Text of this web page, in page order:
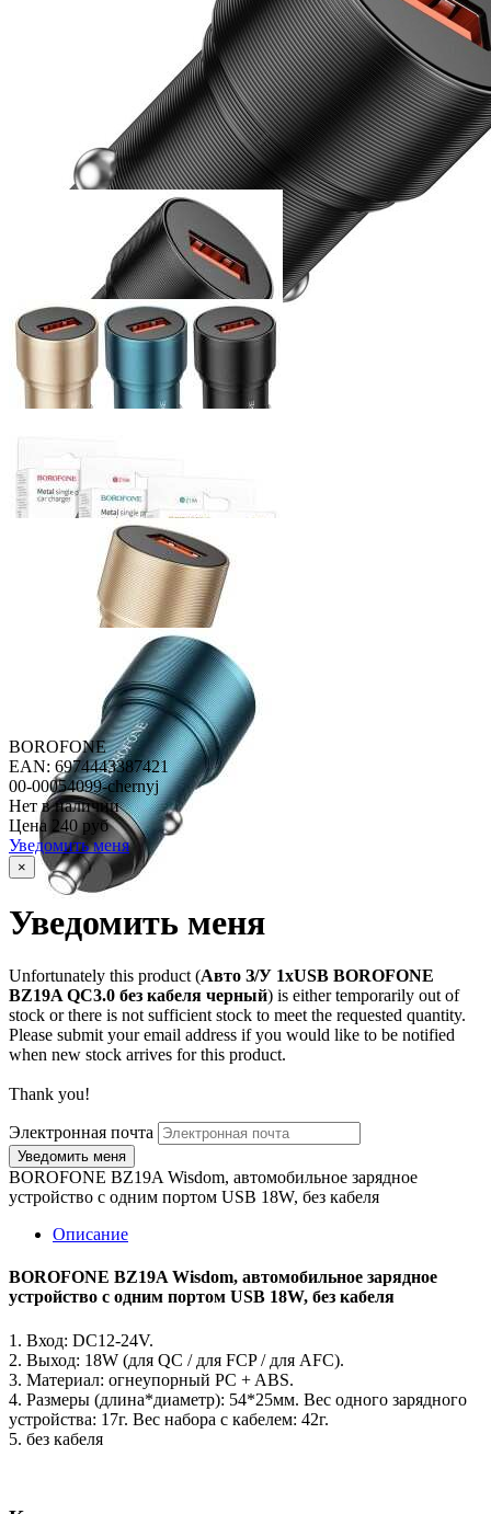
BOROFONE
EAN: 6974443387421
00-00054099-chernyj
Нет в наличии
Цена 240 руб
Уведомить меня
×
Уведомить меня
Unfortunately this product (Авто З/У 1xUSB BOROFONE
BZ19A QC3.0 без кабеля черный) is either temporarily out of
stock or there is not sufficient stock to meet the requested quantity.
Please submit your email address if you would like to be notified
when new stock arrives for this product.
Thank you!
Электронная почта
BOROFONE BZ19A Wisdom, автомобильное зарядное
устройство с одним портом USB 18W, без кабеля
Описание
BOROFONE BZ19A Wisdom, автомобильное зарядное
устройство с одним портом USB 18W, без кабеля
1. Вход: DC12-24V.
2. Выход: 18W (для QC / для FCP / для AFC).
3. Материал: огнеупорный PC + ABS.
4. Размеры (длина*диаметр): 54*25мм. Вес одного зарядного
устройства: 17г. Вес набора с кабелем: 42г.
5. без кабеля